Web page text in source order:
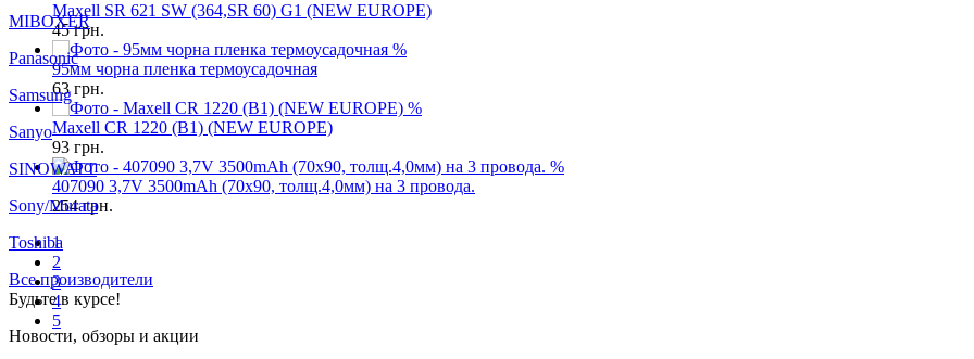
Maxell SR 621 SW (364,SR 60) G1 (NEW EUROPE)
45грн.
%
95мм чорна пленка термоусадочная
63грн.
%
Maxell CR 1220 (B1) (NEW EUROPE)
93 грн.
%
407090 3,7V 3500mAh (70x90, толщ.4,0мм) на 3 провода.
254грн.
1
2
3
4
5
MIBOXER
Panasonic
Samsung
Sanyo
SINOWATT
Sony/Murata
Toshiba
Все производители
Будьте в курсе!
Новости, обзоры и акции